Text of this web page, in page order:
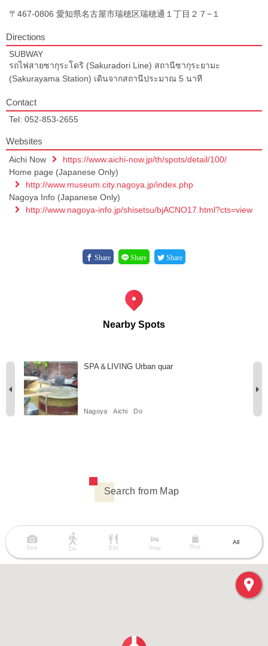
〒467-0806 愛知県名古屋市瑞穂区瑞穂通１丁目２７−１
Directions
SUBWAY
รถไฟสายซากุระโดริ (Sakuradori Line) สถานีซากุระยามะ
(Sakurayama Station) เดินจากสถานีประมาณ 5 นาที
Contact
Tel: 052-853-2655
Websites
Aichi Now
https://www.aichi-now.jp/th/spots/detail/100/
Home page (Japanese Only)
http://www.museum.city.nagoya.jp/index.php
Nagoya Info (Japanese Only)
http://www.nagoya-info.jp/shisetsu/bjACNO17.html?cts=view
Share Share Share
Nearby Spots
SPA＆LIVING Urban quar
Nagoya Aichi Do
Search from Map
See Do Eat Stay Buy
All